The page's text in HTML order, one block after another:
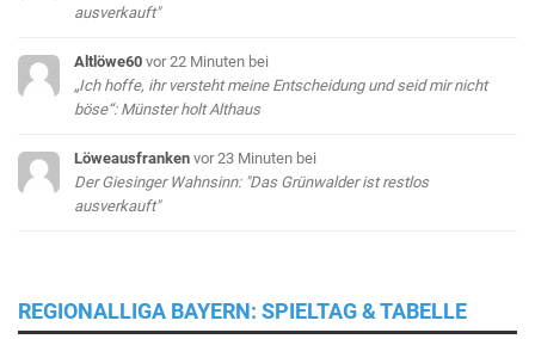
ausverkauft"
Altlöwe60 vor 22 Minuten bei
„Ich hoffe, ihr versteht meine Entscheidung und seid mir nicht
böse“: Münster holt Althaus
Löweausfranken vor 23 Minuten bei
Der Giesinger Wahnsinn: "Das Grünwalder ist restlos
ausverkauft"
REGIONALLIGA BAYERN: SPIELTAG & TABELLE